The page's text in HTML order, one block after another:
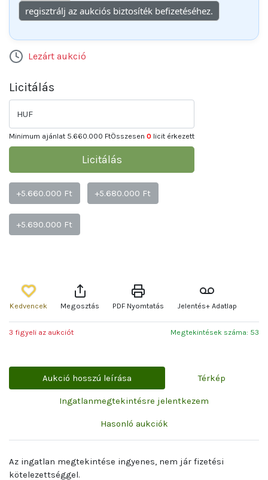
regisztrálj az aukciós biztosíték befizetéséhez.
Lezárt aukció
Licitálás
HUF
Minimum ajánlat 5.660.000 FtÖsszesen 0 licit érkezett
Licitálás
+5.660.000 Ft +5.680.000 Ft
+5.690.000 Ft
Kedvencek Megosztás PDF Nyomtatás Jelentés+ Adatlap
3 figyeli az aukciót Megtekintések száma: 53
Aukció hosszú leírása Térkép
Ingatlanmegtekintésre jelentkezem
Hasonló aukciók
Az ingatlan megtekintése ingyenes, nem jár fizetési
kötelezettséggel.